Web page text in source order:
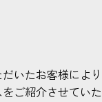
いたお客様によ
ご紹介させてい